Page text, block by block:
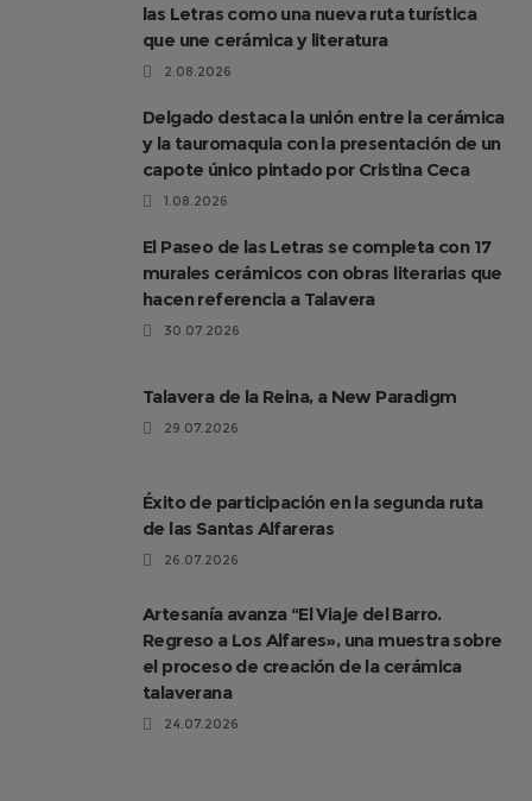
las Letras como una nueva ruta turística
que une cerámica y literatura
2.08.2026
Delgado destaca la unión entre la cerámica
y la tauromaquia con la presentación de un
capote único pintado por Cristina Ceca
1.08.2026
El Paseo de las Letras se completa con 17
murales cerámicos con obras literarias que
hacen referencia a Talavera
30.07.2026
Talavera de la Reina, a New Paradigm
29.07.2026
Éxito de participación en la segunda ruta
de las Santas Alfareras
26.07.2026
Artesanía avanza “El Viaje del Barro.
Regreso a Los Alfares», una muestra sobre
el proceso de creación de la cerámica
talaverana
24.07.2026